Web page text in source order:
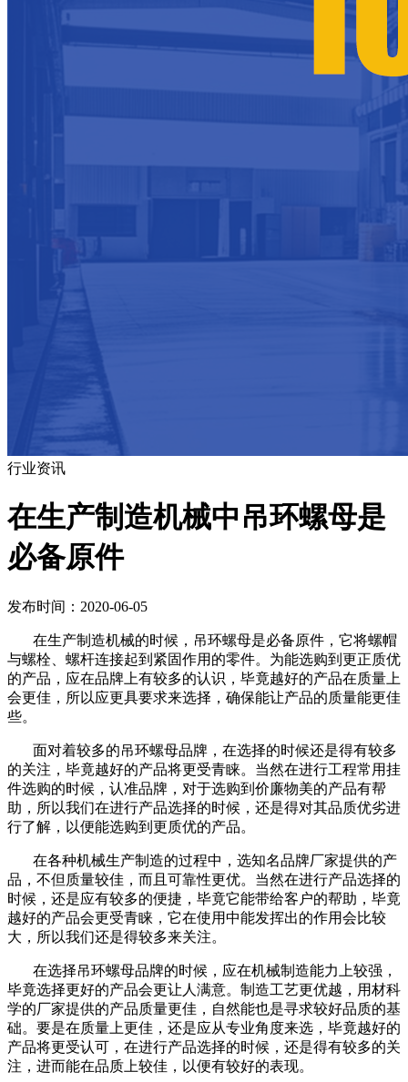
行业资讯
在生产制造机械中吊环螺母是
必备原件
发布时间：2020-06-05
在生产制造机械的时候，吊环螺母是必备原件，它将螺帽
与螺栓、螺杆连接起到紧固作用的零件。为能选购到更正质优
的产品，应在品牌上有较多的认识，毕竟越好的产品在质量上
会更佳，所以应更具要求来选择，确保能让产品的质量能更佳
些。
面对着较多的吊环螺母品牌，在选择的时候还是得有较多
的关注，毕竟越好的产品将更受青睐。当然在进行工程常用挂
件选购的时候，认准品牌，对于选购到价廉物美的产品有帮
助，所以我们在进行产品选择的时候，还是得对其品质优劣进
行了解，以便能选购到更质优的产品。
在各种机械生产制造的过程中，选知名品牌厂家提供的产
品，不但质量较佳，而且可靠性更优。当然在进行产品选择的
时候，还是应有较多的便捷，毕竟它能带给客户的帮助，毕竟
越好的产品会更受青睐，它在使用中能发挥出的作用会比较
大，所以我们还是得较多来关注。
在选择吊环螺母品牌的时候，应在机械制造能力上较强，
毕竟选择更好的产品会更让人满意。制造工艺更优越，用材科
学的厂家提供的产品质量更佳，自然能也是寻求较好品质的基
础。要是在质量上更佳，还是应从专业角度来选，毕竟越好的
产品将更受认可，在进行产品选择的时候，还是得有较多的关
注，进而能在品质上较佳，以便有较好的表现。